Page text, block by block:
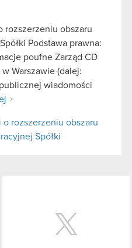
rozszerzeniu obszaru
Podstawa prawna:
poufne Zarząd CD
w Warszawie (dalej:
wiadomości
o rozszerzeniu obszaru
Spółki